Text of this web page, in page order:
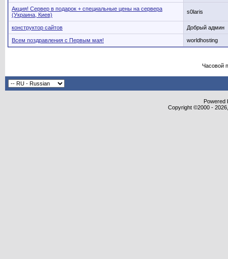
Акция! Сервер в подарок + специальные цены на сервера
(Украина, Киев)
s0laris
конструктор сайтов Добрый админ
Всем поздравления с Первым мая! worldhosting
Часовой
Powered
Copyright ©2000 -